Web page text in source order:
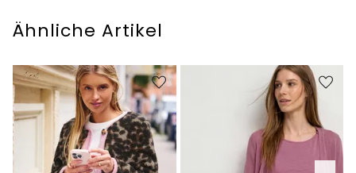
Ähnliche Artikel